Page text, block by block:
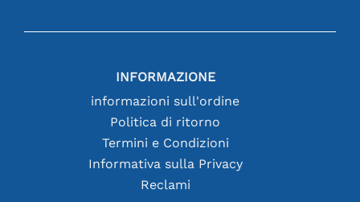
INFORMAZIONE
informazioni sull'ordine
Politica di ritorno
Termini e Condizioni
Informativa sulla Privacy
Reclami